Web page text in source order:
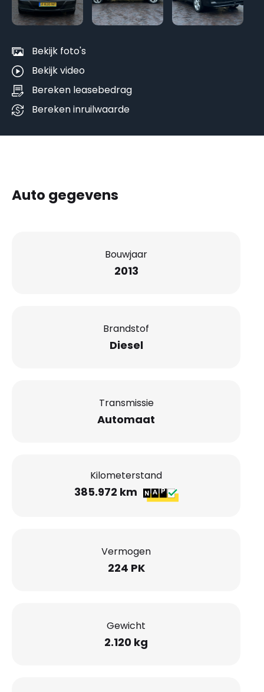
Bekijk foto's
Bekijk video
Bereken leasebedrag
Bereken inruilwaarde
Auto gegevens
Bouwjaar
2013
Brandstof
Diesel
Transmissie
Automaat
Kilometerstand
385.972 km
Vermogen
224 PK
Gewicht
2.120 kg